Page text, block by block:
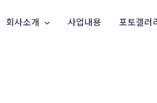
회사소개 사업내용 포토갤러